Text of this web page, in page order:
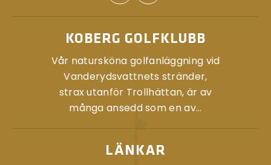
KOBERG GOLFKLUBB
Vår natursköna golfanläggning vid
Vanderydsvattnets stränder,
strax utanför Trollhättan, är av
många ansedd som en av...
LÄNKAR